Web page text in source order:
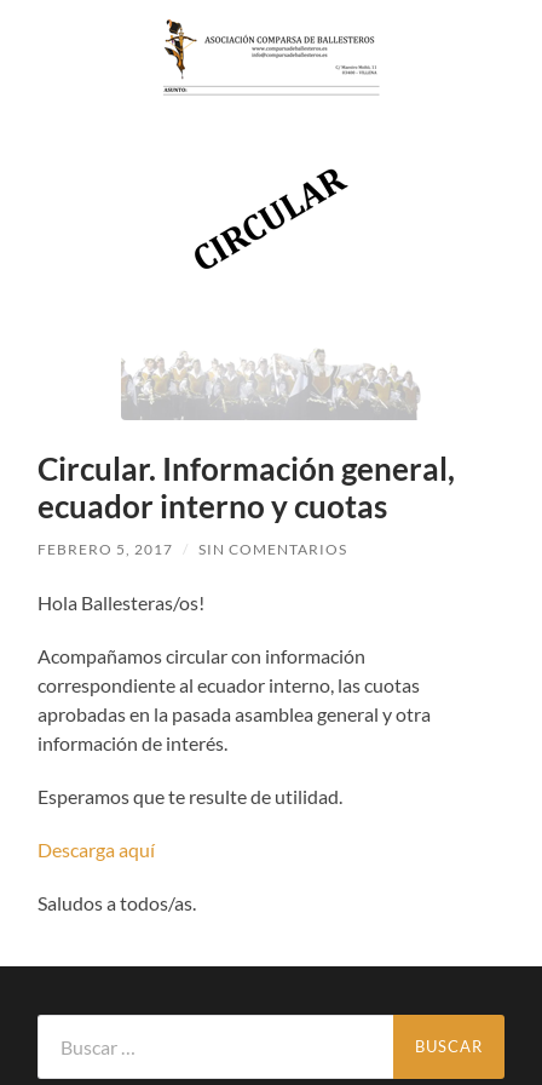
Circular. Información general,
ecuador interno y cuotas
FEBRERO 5, 2017 / SIN COMENTARIOS
Hola Ballesteras/os!
Acompañamos circular con información
correspondiente al ecuador interno, las cuotas
aprobadas en la pasada asamblea general y otra
información de interés.
Esperamos que te resulte de utilidad.
Descarga aquí
Saludos a todos/as.